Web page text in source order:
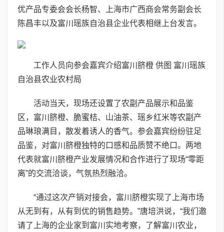
优产品专委会会长杨智、上海市广西商会常务副会长
陈昌丰以及富川瑶族自治县企业代表相继上台发言。
工作人员向参会嘉宾介绍富川脐橙 供图 富川瑶族
自治县农业农村局
活动当天，现场还设置了农副产品展示和品鉴
区，富川脐橙、脆蜜桔、山油茶、瑶乡红米等农副产
品琳琅满目，散发着诱人的香气。参会嘉宾纷纷驻足
品鉴，对富川脐橙独特的口感和品质赞不绝口。两地
代表就富川脐橙产业发展情况和合作进行了现场“零距
离”的交流洽谈，气氛热烈融洽。
“通过这次产销对接会，富川脐橙实现了上海市场
从无到有，从有到优的销售趋势。”唐培洪说，“我们邀
请了上海的企业家到富川实地考察，了解富川农业，